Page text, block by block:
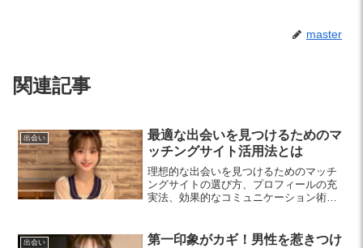
master
関連記事
出会い
最適な出会いを見つけるためのマ
ッチングサイト活用法とは
理想的な出会いを見つけるためのマッチ
ングサイトの選び方、プロフィールの充
実法、効果的なコミュニケーション術を
実現しましょう。
出会い
第一印象がカギ！男性を惹きつけ